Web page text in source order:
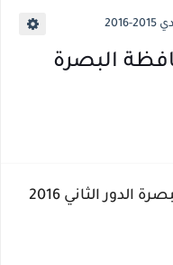
البصرة
الثاني 2016